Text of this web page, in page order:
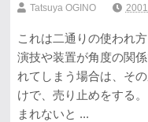
Tatsuya OGINO
これは二通りの使われ
演技や装置が角度の関
れてしまう場合は、そ
けで、売り止めをする
まれないと ...